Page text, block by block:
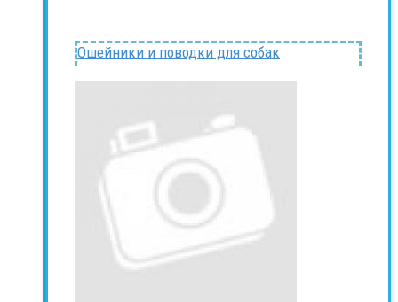
Ошейники и поводки для собак